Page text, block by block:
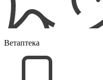
Ветаптека